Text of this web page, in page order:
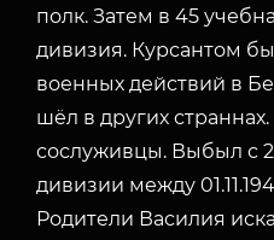
полк. Затем в 45
дивизия. Курсантом
военных действий в
шёл в других
сослуживцы. Выбыл с
дивизии между
Родители Василия